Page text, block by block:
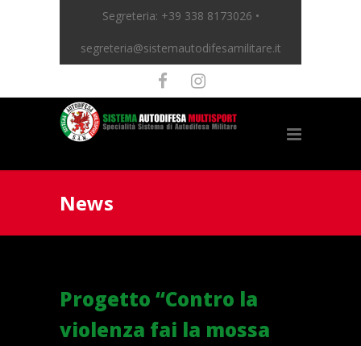
Segreteria: +39 338 8173026 •
segreteria@sistemautodifesamilitare.it
News
Progetto “Contro la
violenza fai la mossa